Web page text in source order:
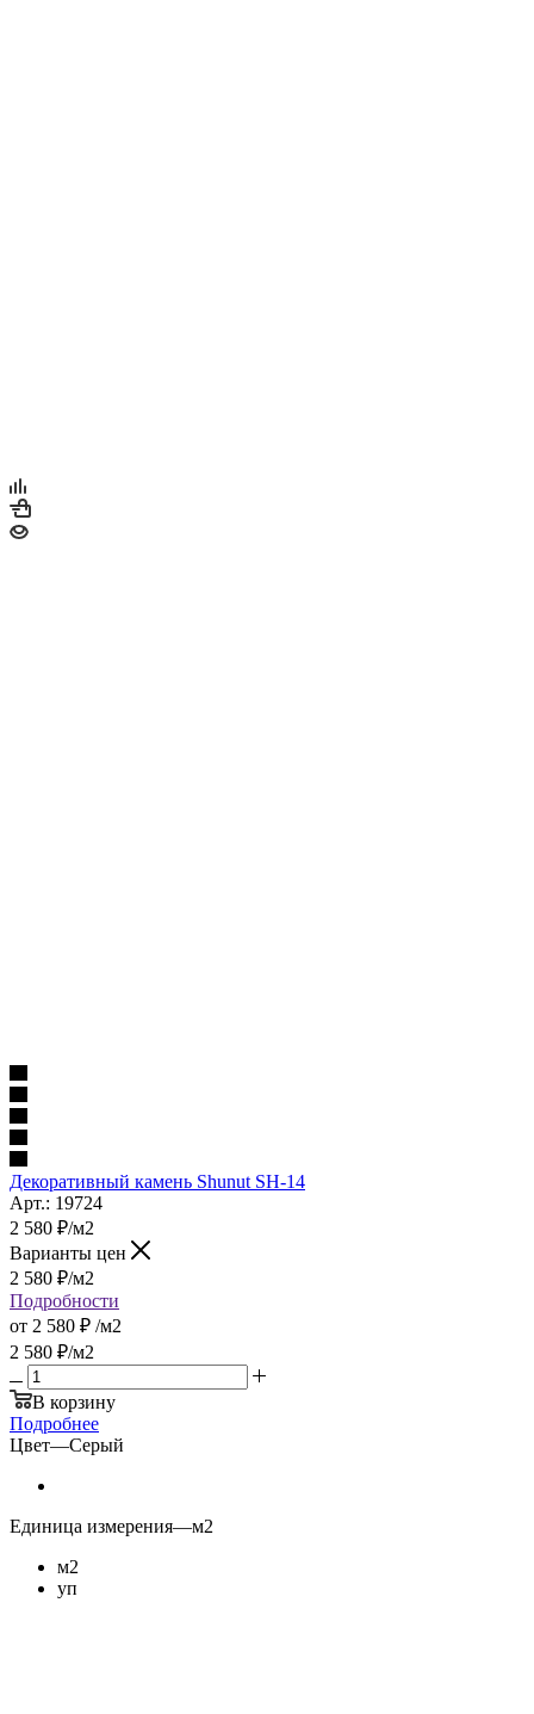
Декоративный камень Shunut SH-14
Арт.: 19724
2 580 ₽/м2
Варианты цен
2 580 ₽/м2
Подробности
от 2 580 ₽ /м2
2 580 ₽/м2
В корзину
Подробнее
Цвет—Серый
Единица измерения—м2
м2
уп